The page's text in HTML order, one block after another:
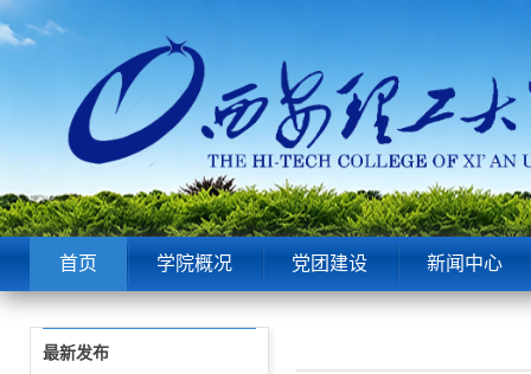
首页 学院概况 党团建设 新闻中心
最新发布